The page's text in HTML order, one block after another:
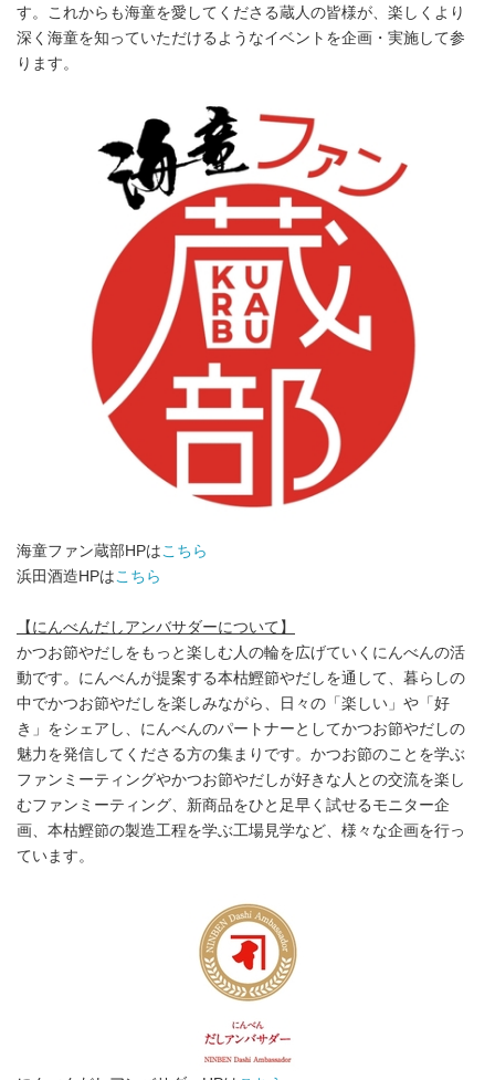
す。これからも海童を愛してくださる蔵人の皆様が、楽しくより
深く海童を知っていただけるようなイベントを企画・実施して参
ります。
海童ファン蔵部HPはこちら
浜田酒造HPはこちら
【にんべんだしアンバサダーについて】
かつお節やだしをもっと楽しむ人の輪を広げていくにんべんの活
動です。にんべんが提案する本枯鰹節やだしを通して、暮らしの
中でかつお節やだしを楽しみながら、日々の「楽しい」や「好
き」をシェアし、にんべんのパートナーとしてかつお節やだしの
魅力を発信してくださる方の集まりです。かつお節のことを学ぶ
ファンミーティングやかつお節やだしが好きな人との交流を楽し
むファンミーティング、新商品をひと足早く試せるモニター企
画、本枯鰹節の製造工程を学ぶ工場見学など、様々な企画を行っ
ています。
English